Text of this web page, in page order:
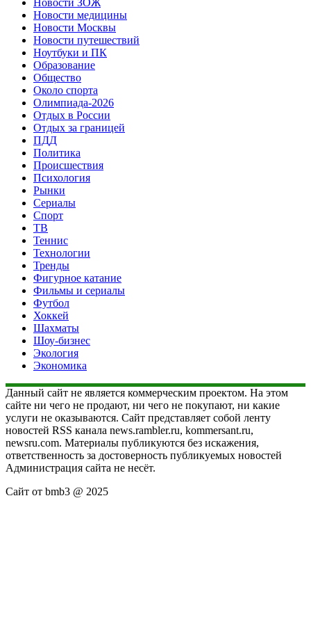
Новости медицины
Новости Москвы
Новости путешествий
Ноутбуки и ПК
Образование
Общество
Около спорта
Олимпиада-2026
Отдых в России
Отдых за границей
ПДД
Политика
Происшествия
Психология
Рынки
Сериалы
Спорт
ТВ
Теннис
Технологии
Тренды
Фигурное катание
Фильмы и сериалы
Футбол
Хоккей
Шахматы
Шоу-бизнес
Экология
Экономика
Данный сайт не является коммерческим проектом. На этом
сайте ни чего не продают, ни чего не покупают, ни какие
услуги не оказываются. Сайт представляет собой ленту
новостей RSS канала news.rambler.ru, kommersant.ru,
newsru.com. Материалы публикуются без искажения,
ответственность за достоверность публикуемых новостей
Администрация сайта не несёт.
Сайт от bmb3 @ 2025